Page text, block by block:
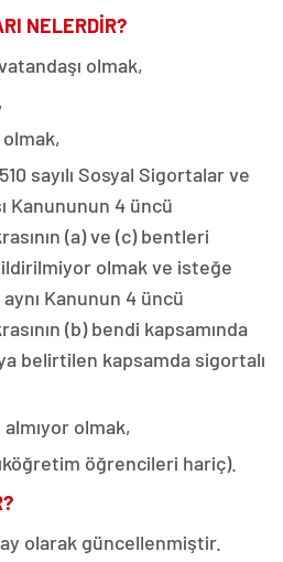
NELERDİR?
olmak,
olmak,
sayılı Sosyal Sigortalar ve
Kanununun 4 üncü
(a) ve (c) bentleri
olmak ve isteğe
Kanunun 4 üncü
(b) bendi kapsamında
belirtilen kapsamda sigortalı
almıyor olmak,
öğrencileri hariç).
olarak güncellenmiştir.